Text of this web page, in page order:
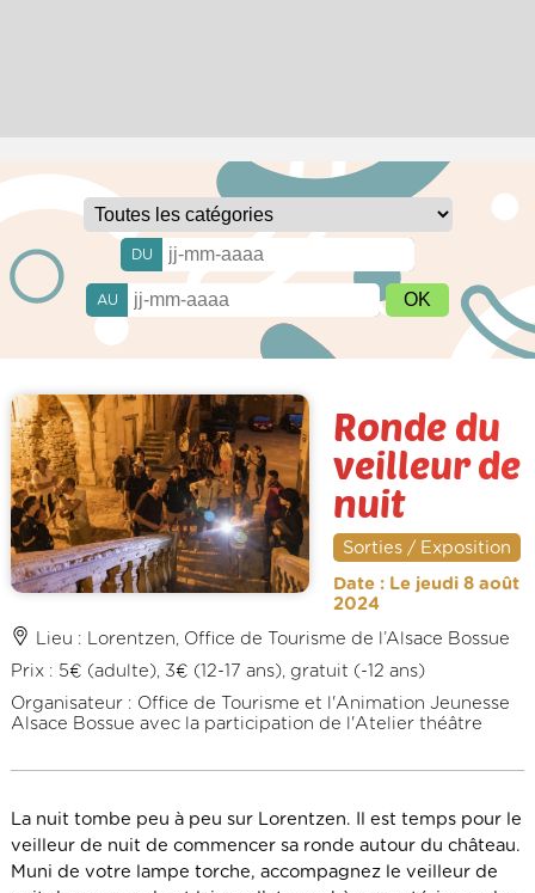
DU
AU
Ronde du
veilleur de
nuit
Sorties / Exposition
Date : Le jeudi 8 août
2024
Lieu : Lorentzen, Office de Tourisme de l’Alsace Bossue
Prix : 5€ (adulte), 3€ (12-17 ans), gratuit (-12 ans)
Organisateur : Office de Tourisme et l'Animation Jeunesse
Alsace Bossue avec la participation de l'Atelier théâtre
La nuit tombe peu à peu sur Lorentzen. Il est temps pour le
veilleur de nuit de commencer sa ronde autour du château.
Muni de votre lampe torche, accompagnez le veilleur de